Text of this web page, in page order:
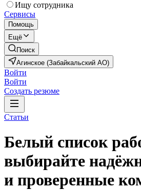
Ищу сотрудника
Сервисы
Помощь
Ещё
Поиск
Агинское (Забайкальский АО)
Войти
Войти
Создать резюме
Статьи
Белый список
выбирайте
и проверенные